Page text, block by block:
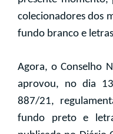
colecionadores dos
fundo branco e
Agora, o Conselho
aprovou, no dia
887/21,
fundo preto e